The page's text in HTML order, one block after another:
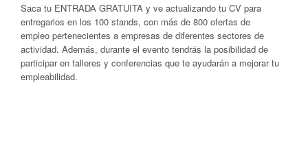
Saca tu ENTRADA GRATUITA y ve actualizando tu CV para
entregarlos en los 100 stands, con más de 800 ofertas de
empleo pertenecientes a empresas de diferentes sectores de
actividad. Además, durante el evento tendrás la posibilidad de
participar en talleres y conferencias que te ayudarán a mejorar tu
empleabilidad.